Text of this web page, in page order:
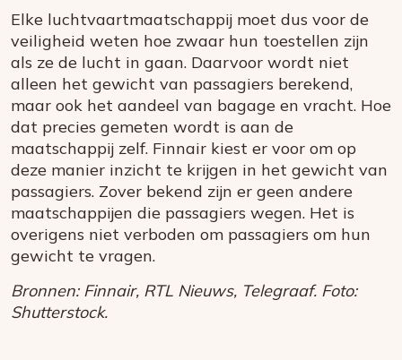
Elke luchtvaartmaatschappij moet dus voor de
veiligheid weten hoe zwaar hun toestellen zijn
als ze de lucht in gaan. Daarvoor wordt niet
alleen het gewicht van passagiers berekend,
maar ook het aandeel van bagage en vracht. Hoe
dat precies gemeten wordt is aan de
maatschappij zelf. Finnair kiest er voor om op
deze manier inzicht te krijgen in het gewicht van
passagiers. Zover bekend zijn er geen andere
maatschappijen die passagiers wegen. Het is
overigens niet verboden om passagiers om hun
gewicht te vragen.
Bronnen: Finnair, RTL Nieuws, Telegraaf. Foto:
Shutterstock.